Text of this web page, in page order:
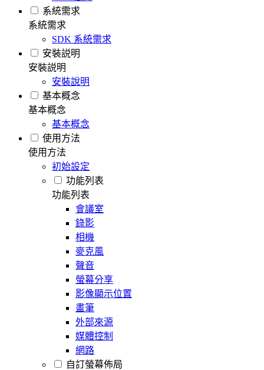
系統需求
系統需求
SDK 系統需求
安裝説明
安裝説明
安裝說明
基本概念
基本概念
基本概念
使用方法
使用方法
初始設定
功能列表
功能列表
會議室
錄影
相機
麥克風
聲音
螢幕分享
影像顯示位置
畫筆
外部來源
媒體控制
網路
自訂螢幕佈局